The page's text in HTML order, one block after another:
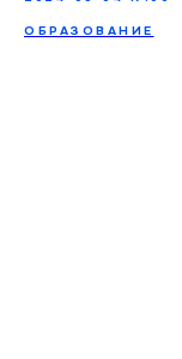
ОБРАЗОВАНИЕ